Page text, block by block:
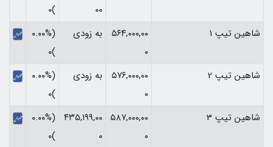
۰۰
)۰
شاهین تیپ 1
۵۶۴,۰۰۰,۰۰
۰
به زودی
(۰.۰۰%
)۰
شاهین تیپ 2
۵۷۶,۰۰۰,۰۰
۰
به زودی
(۰.۰۰%
)۰
شاهین تیپ 3
۵۸۷,۰۰۰,۰۰
۰
۴۳۵,۱۹۹,۰۰
۰
(۰.۰۰%
)۰